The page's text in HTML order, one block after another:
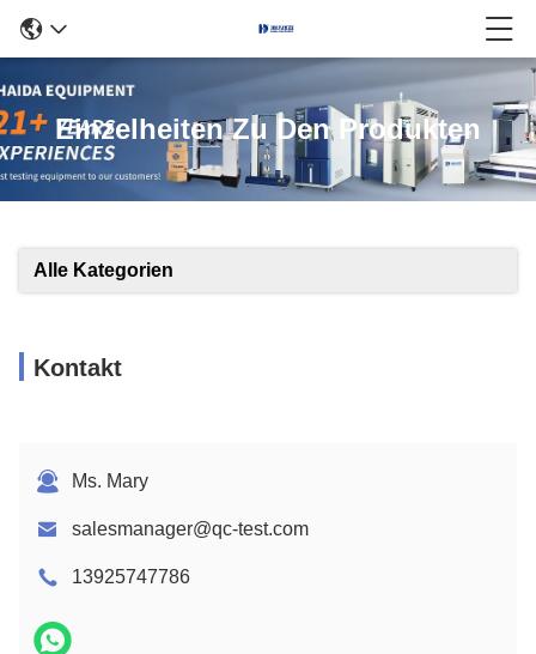
Einzelheiten Zu Den Produkten
Alle Kategorien
Kontakt
Ms. Mary
salesmanager@qc-test.com
13925747786